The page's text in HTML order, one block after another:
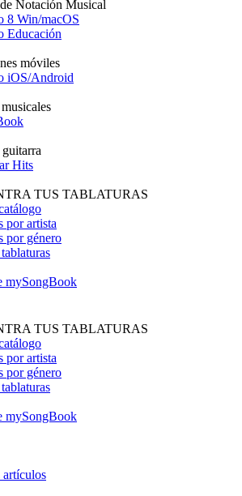
Notación Musical
8 Win/macOS
Educación
móviles
iOS/Android
guitarra
Hits
TUS TABLATURAS
por artista
por género
mySongBook
TUS TABLATURAS
por artista
por género
mySongBook
artículos